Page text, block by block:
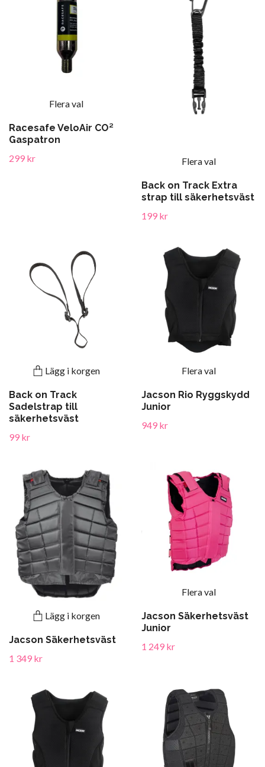
Flera val
Racesafe VeloAir CO²
Gaspatron
299 kr
Flera val
Back on Track Extra
strap till säkerhetsväst
199 kr
Lägg i korgen
Back on Track
Sadelstrap till
säkerhetsväst
99 kr
Flera val
Jacson Rio Ryggskydd
Junior
949 kr
Lägg i korgen
Jacson Säkerhetsväst
1 349 kr
Flera val
Jacson Säkerhetsväst
Junior
1 249 kr